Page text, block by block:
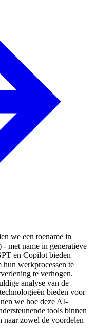
we een toename in
met name in generatieve
en Copilot bieden
hun werkprocessen te
te verhogen.
analyse van de
bieden voor
we hoe deze AI-
tools binnen
zowel de voordelen